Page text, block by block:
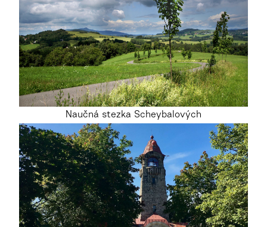
Naučná stezka Scheybalových